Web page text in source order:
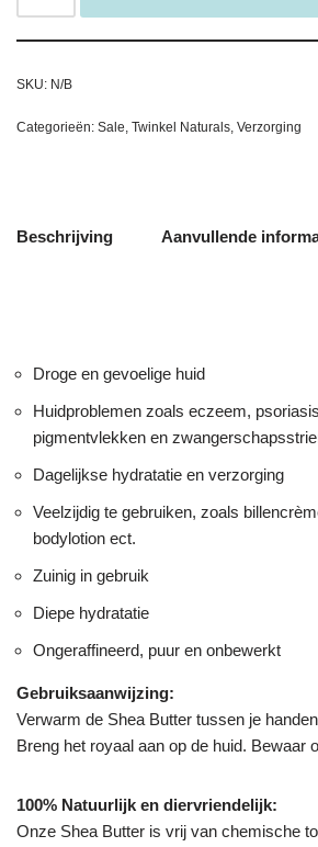
SKU: N/B
Categorieën: Sale, Twinkel Naturals, Verzorging
Beschrijving Aanvullende
Droge en gevoelige huid
Huidproblemen zoals eczeem,
pigmentvlekken en
Dagelijkse hydratatie en verzorging
Veelzijdig te gebruiken, zoals
bodylotion ect.
Zuinig in gebruik
Diepe hydratatie
Ongeraffineerd, puur en onbewerkt
Gebruiksaanwijzing:
Verwarm de Shea Butter tussen je
Breng het royaal aan op de huid. Bewaar
100% Natuurlijk en diervriendelijk:
Onze Shea Butter is vrij van chemische